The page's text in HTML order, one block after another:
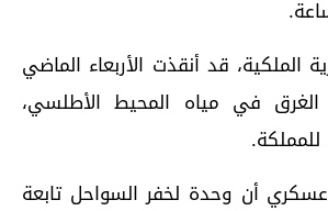
الملكية، قد أنقذت الأربعاء الماضي
الغرق في مياه المحيط الأطلسي،
للمملكة.
أن وحدة لخفر السواحل تابعة